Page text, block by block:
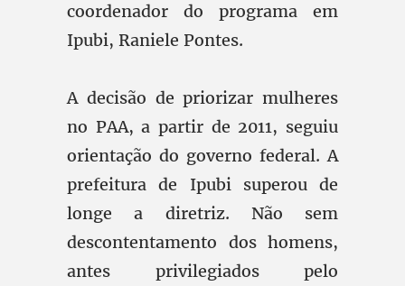
coordenador do programa em
Ipubi, Raniele Pontes.
A decisão de priorizar mulheres
no PAA, a partir de 2011, seguiu
orientação do governo federal. A
prefeitura de Ipubi superou de
longe a diretriz. Não sem
descontentamento dos homens,
antes privilegiados pelo